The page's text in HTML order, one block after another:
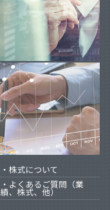
株式について
よくあるご質問（業
績、株式、他）